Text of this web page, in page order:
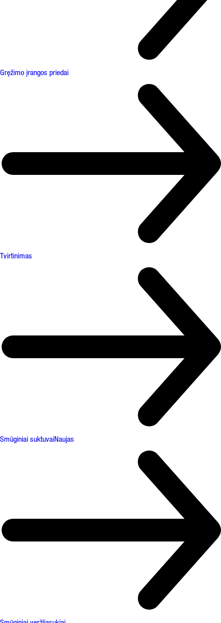
Gręžimo įrangos priedai
Tvirtinimas
Smūginiai suktuvaiNaujas